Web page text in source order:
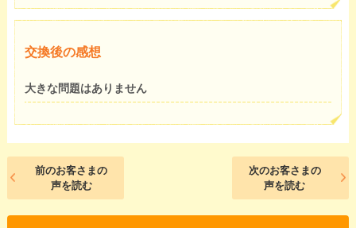
交換後の感想
大きな問題はありません
前のお客さまの
声を読む
次のお客さまの
声を読む